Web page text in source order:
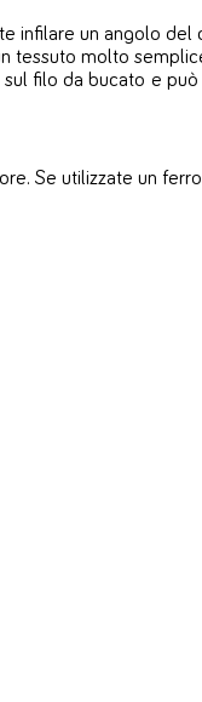
infilare un angolo
molto
filo da bucato e
Se utilizzate un